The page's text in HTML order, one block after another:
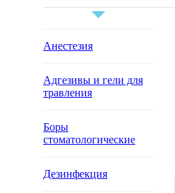
Анестезия
Адгезивы и гели для
травления
Боры
стоматологические
Дезинфекция